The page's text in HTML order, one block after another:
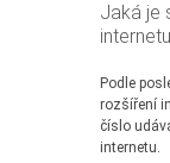
Jaká je
Podle
rozšíření
číslo
internetu.